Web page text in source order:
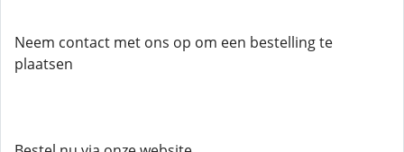
Neem contact met ons op om een ​​bestelling te
plaatsen